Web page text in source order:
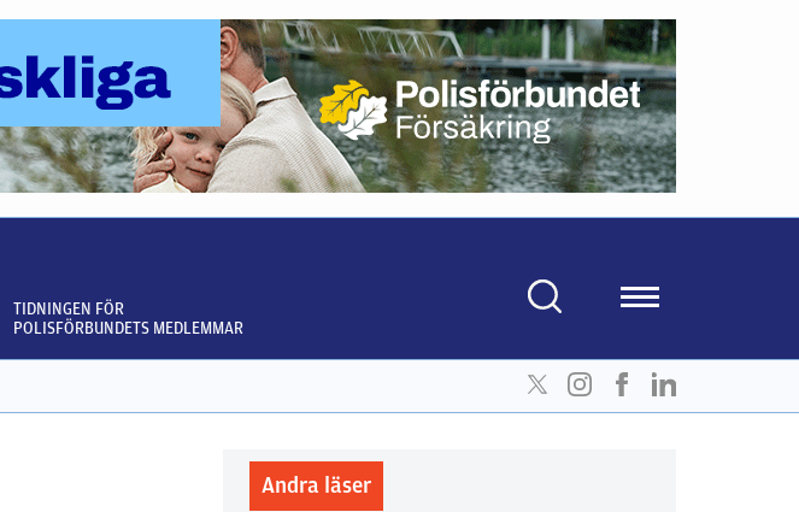
TIDNINGEN FÖR
POLISFÖRBUNDETS MEDLEMMAR
Andra läser